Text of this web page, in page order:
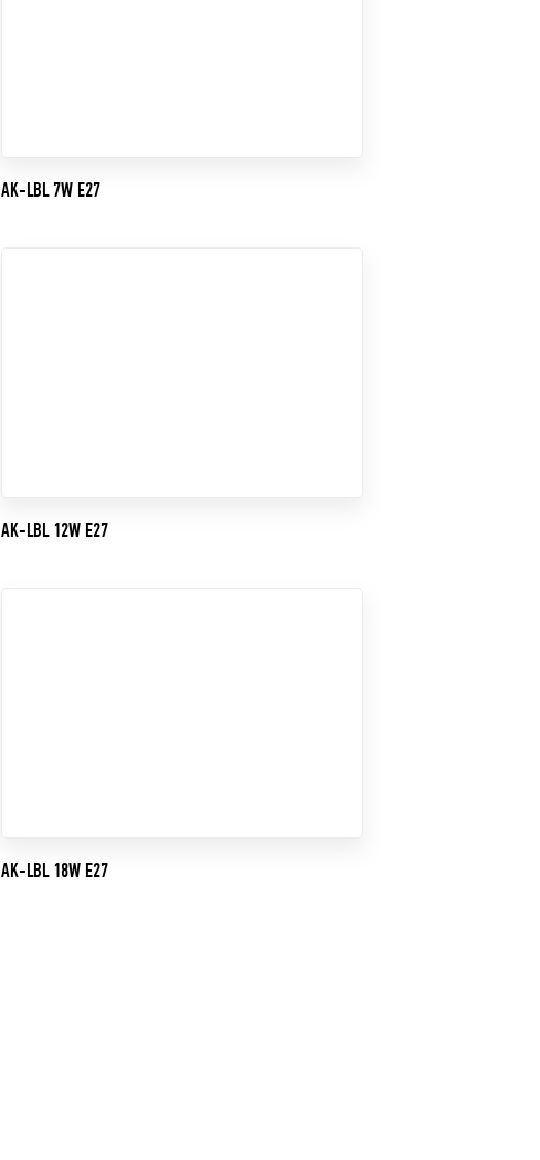
AK-LBL 7W E27
AK-LBL 12W E27
AK-LBL 18W E27